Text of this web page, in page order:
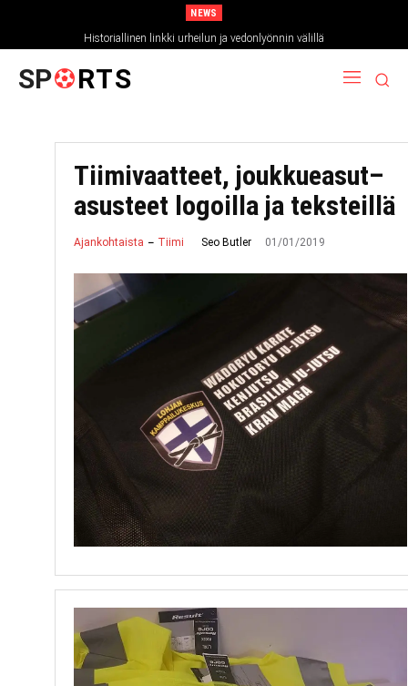
NEWS
Historiallinen linkki urheilun ja vedonlyönnin välillä
SP RTS
Tiimivaatteet, joukkueasut–
asusteet logoilla ja teksteillä
Ajankohtaista Tiimi Seo Butler 01/01/2019